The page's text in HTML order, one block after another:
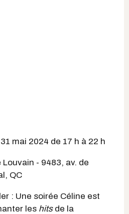
mai 2024 de 17 h à 22 h
Louvain - 9483, av. de
QC
: Une soirée Céline est
les hitsde la